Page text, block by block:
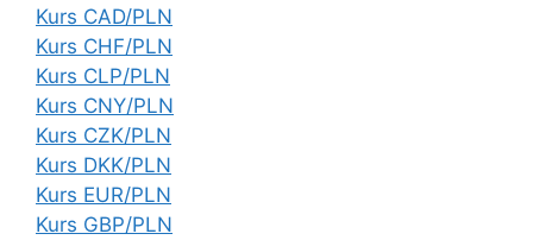
Kurs CAD/PLN
Kurs CHF/PLN
Kurs CLP/PLN
Kurs CNY/PLN
Kurs CZK/PLN
Kurs DKK/PLN
Kurs EUR/PLN
Kurs GBP/PLN